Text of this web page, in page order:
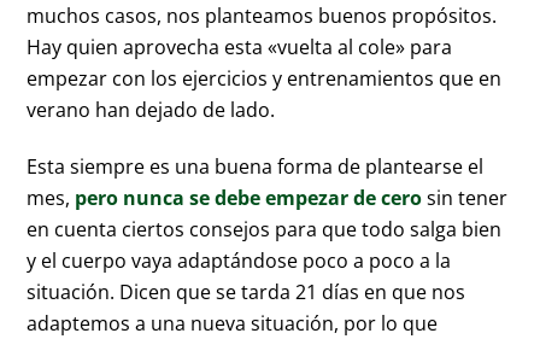
muchos casos, nos planteamos buenos propósitos.
Hay quien aprovecha esta «vuelta al cole» para
empezar con los ejercicios y entrenamientos que en
verano han dejado de lado.
Esta siempre es una buena forma de plantearse el
mes, pero nunca se debe empezar de cerosin tener
en cuenta ciertos consejos para que todo salga bien
y el cuerpo vaya adaptándose poco a poco a la
situación. Dicen que se tarda 21 días en que nos
adaptemos a una nueva situación, por lo que